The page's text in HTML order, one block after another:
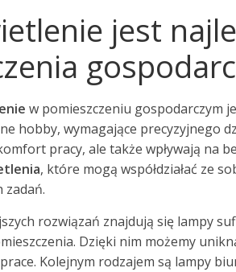
jest
w pomieszczeniu gospodarczym
hobby, wymagające precyzyjnego
pracy, ale także wpływają na
, które mogą współdziałać ze
zadań.
rozwiązań znajdują się lampy
Dzięki nim możemy
Kolejnym rodzajem są lampy